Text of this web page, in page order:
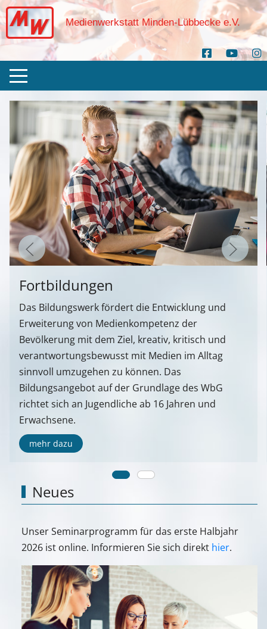
Medienwerkstatt Minden-Lübbecke e.V.
Fortbildungen
Das Bildungswerk fördert die Entwicklung und
Erweiterung von Medienkompetenz der
Bevölkerung mit dem Ziel, kreativ, kritisch und
verantwortungsbewusst mit Medien im Alltag
sinnvoll umzugehen zu können. Das
Bildungsangebot auf der Grundlage des WbG
richtet sich an Jugendliche ab 16 Jahren und
Erwachsene.
mehr dazu
Neues
Unser Seminarprogramm für das erste Halbjahr
2026 ist online. Informieren Sie sich direkt hier.